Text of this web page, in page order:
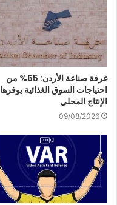
غرفة صناعة الأردن: 65% من
احتياجات السوق الغذائية يوفرها
الإنتاج المحلي
09/08/2026